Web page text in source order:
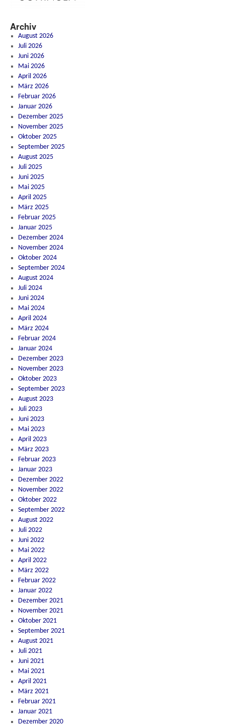
Archiv
August 2026
Juli 2026
Juni 2026
Mai 2026
April 2026
März 2026
Februar 2026
Januar 2026
Dezember 2025
November 2025
Oktober 2025
September 2025
August 2025
Juli 2025
Juni 2025
Mai 2025
April 2025
März 2025
Februar 2025
Januar 2025
Dezember 2024
November 2024
Oktober 2024
September 2024
August 2024
Juli 2024
Juni 2024
Mai 2024
April 2024
März 2024
Februar 2024
Januar 2024
Dezember 2023
November 2023
Oktober 2023
September 2023
August 2023
Juli 2023
Juni 2023
Mai 2023
April 2023
März 2023
Februar 2023
Januar 2023
Dezember 2022
November 2022
Oktober 2022
September 2022
August 2022
Juli 2022
Juni 2022
Mai 2022
April 2022
März 2022
Februar 2022
Januar 2022
Dezember 2021
November 2021
Oktober 2021
September 2021
August 2021
Juli 2021
Juni 2021
Mai 2021
April 2021
März 2021
Februar 2021
Januar 2021
Dezember 2020